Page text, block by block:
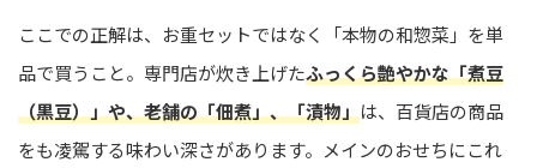
ここでの正解は、お重セットではなく「本物の和惣菜」を単
品で買うこと。専門店が炊き上げたふっくら艶やかな「煮豆
（黒豆）」や、老舗の「佃煮」、「漬物」は、百貨店の商品
をも凌駕する味わい深さがあります。メインのおせちにこれ